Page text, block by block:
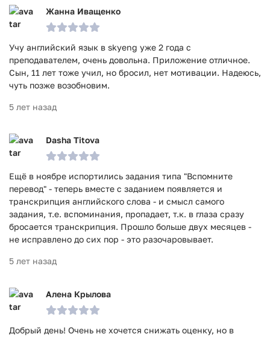
Жанна Иващенко
Учу английский язык в skyeng уже 2 года с
преподавателем, очень довольна. Приложение отличное.
Сын, 11 лет тоже учил, но бросил, нет мотивации. Надеюсь,
чуть позже возобновим.
5 лет назад
Dasha Titova
Ещё в ноябре испортились задания типа "Вспомните
перевод" - теперь вместе с заданием появляется и
транскрипция английского слова - и смысл самого
задания, т.е. вспоминания, пропадает, т.к. в глаза сразу
бросается транскрипция. Прошло больше двух месяцев -
не исправлено до сих пор - это разочаровывает.
5 лет назад
Алена Крылова
Добрый день! Очень не хочется снижать оценку, но в